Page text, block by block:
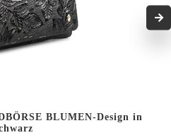
BLUMEN-Design in